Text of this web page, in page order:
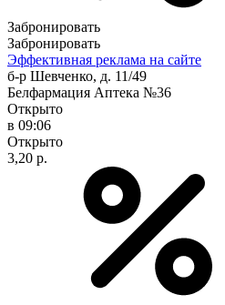
Забронировать
Забронировать
Эффективная реклама на сайте
б-р Шевченко, д. 11/49
Белфармация Аптека №36
Открыто
в 09:06
Открыто
3,20 р.